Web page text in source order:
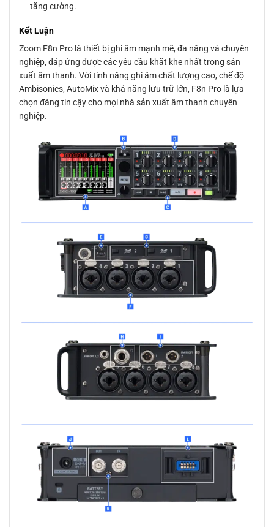
tăng cường.
Kết Luận
Zoom F8n Pro là thiết bị ghi âm mạnh mẽ, đa năng và chuyên
nghiệp, đáp ứng được các yêu cầu khắt khe nhất trong sản
xuất âm thanh. Với tính năng ghi âm chất lượng cao, chế độ
Ambisonics, AutoMix và khả năng lưu trữ lớn, F8n Pro là lựa
chọn đáng tin cậy cho mọi nhà sản xuất âm thanh chuyên
nghiệp.